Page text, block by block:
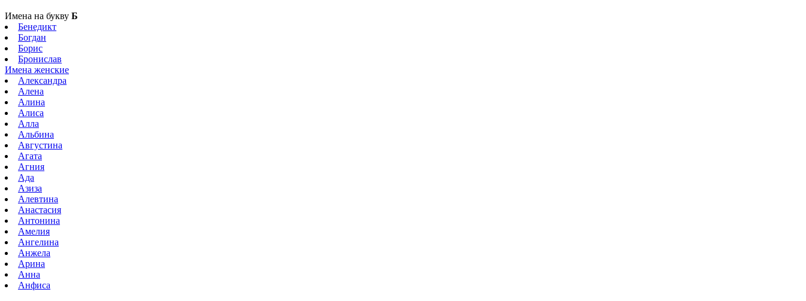
Имена на букву Б
Бенедикт
Богдан
Борис
Бронислав
Имена женские
Александра
Алена
Алина
Алиса
Алла
Альбина
Августина
Агата
Агния
Ада
Азиза
Алевтина
Анастасия
Антонина
Амелия
Ангелина
Анжела
Арина
Анна
Анфиса